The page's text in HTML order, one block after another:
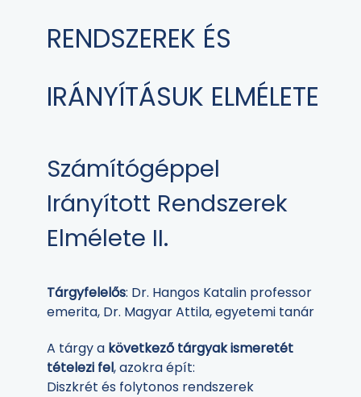
RENDSZEREK ÉS
IRÁNYÍTÁSUK ELMÉLETE
Számítógéppel
Irányított Rendszerek
Elmélete II.
Tárgyfelelős: Dr. Hangos Katalin professor
emerita, Dr. Magyar Attila, egyetemi tanár
A tárgy a következő tárgyak ismeretét
tételezi fel, azokra épít:
Diszkrét és folytonos rendszerek